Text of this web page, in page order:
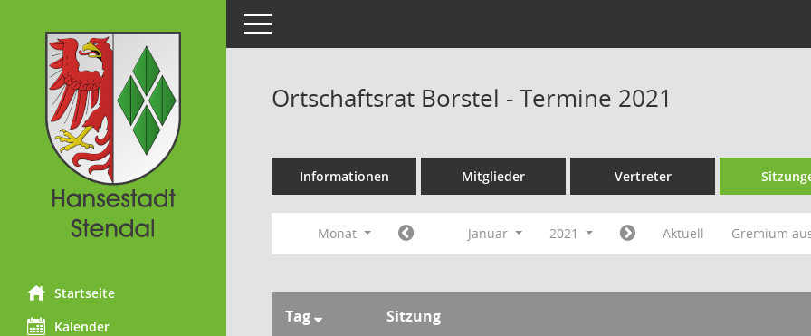
Startseite
Kalender
Toggle navigation
Ortschaftsrat Borstel - Termine 2021
Informationen Mitglieder Vertreter
Monat Januar 2021 Aktuell Gremium
Tag Sitzung